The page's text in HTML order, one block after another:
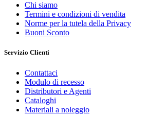
Chi siamo
Termini e condizioni di vendita
Norme per la tutela della Privacy
Buoni Sconto
Servizio Clienti
Contattaci
Modulo di recesso
Distributori e Agenti
Cataloghi
Materiali a noleggio